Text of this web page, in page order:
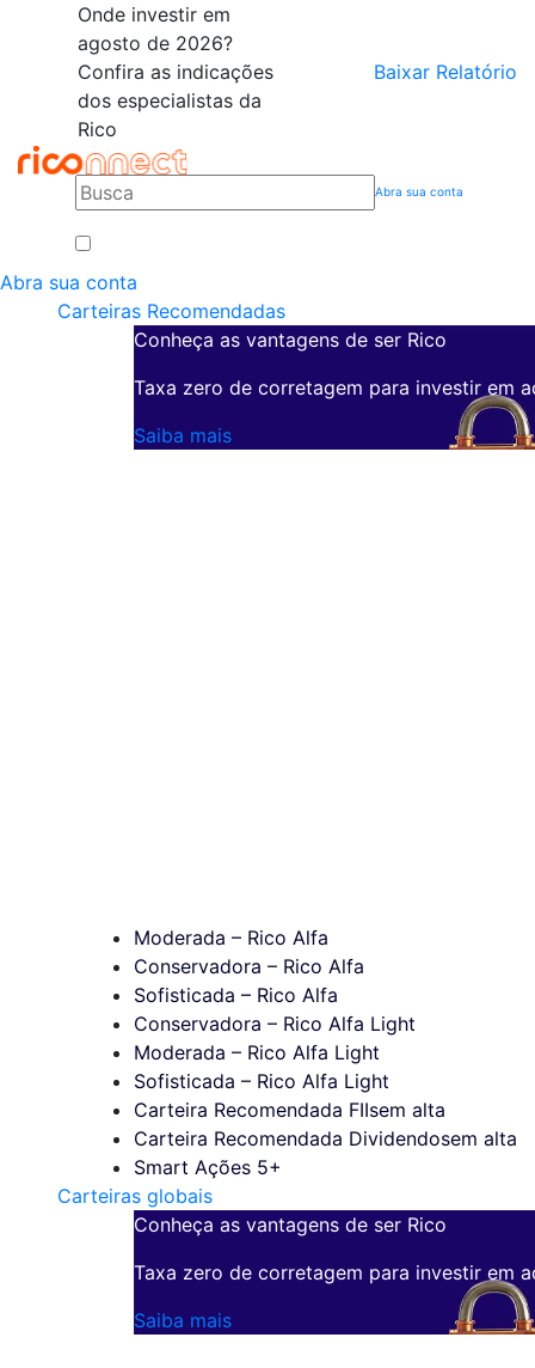
Onde investir em
agosto de 2026?
Confira as indicações
dos especialistas da
Rico
Baixar Relatório
Abra sua conta
Abra sua conta
Carteiras Recomendadas
Conheça as vantagens de ser Rico
Taxa zero de corretagem para investir em
Saiba mais
Moderada – Rico Alfa
Conservadora – Rico Alfa
Sofisticada – Rico Alfa
Conservadora – Rico Alfa Light
Moderada – Rico Alfa Light
Sofisticada – Rico Alfa Light
Carteira Recomendada FIIsem alta
Carteira Recomendada Dividendosem alta
Smart Ações 5+
Carteiras globais
Conheça as vantagens de ser Rico
Taxa zero de corretagem para investir em
Saiba mais